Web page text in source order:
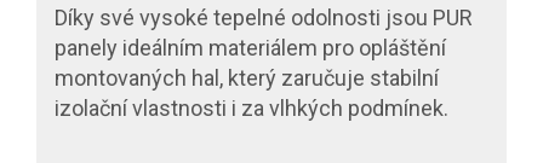
Díky své vysoké tepelné odolnosti jsou PUR
panely ideálním materiálem pro opláštění
montovaných hal, který zaručuje stabilní
izolační vlastnosti i za vlhkých podmínek.